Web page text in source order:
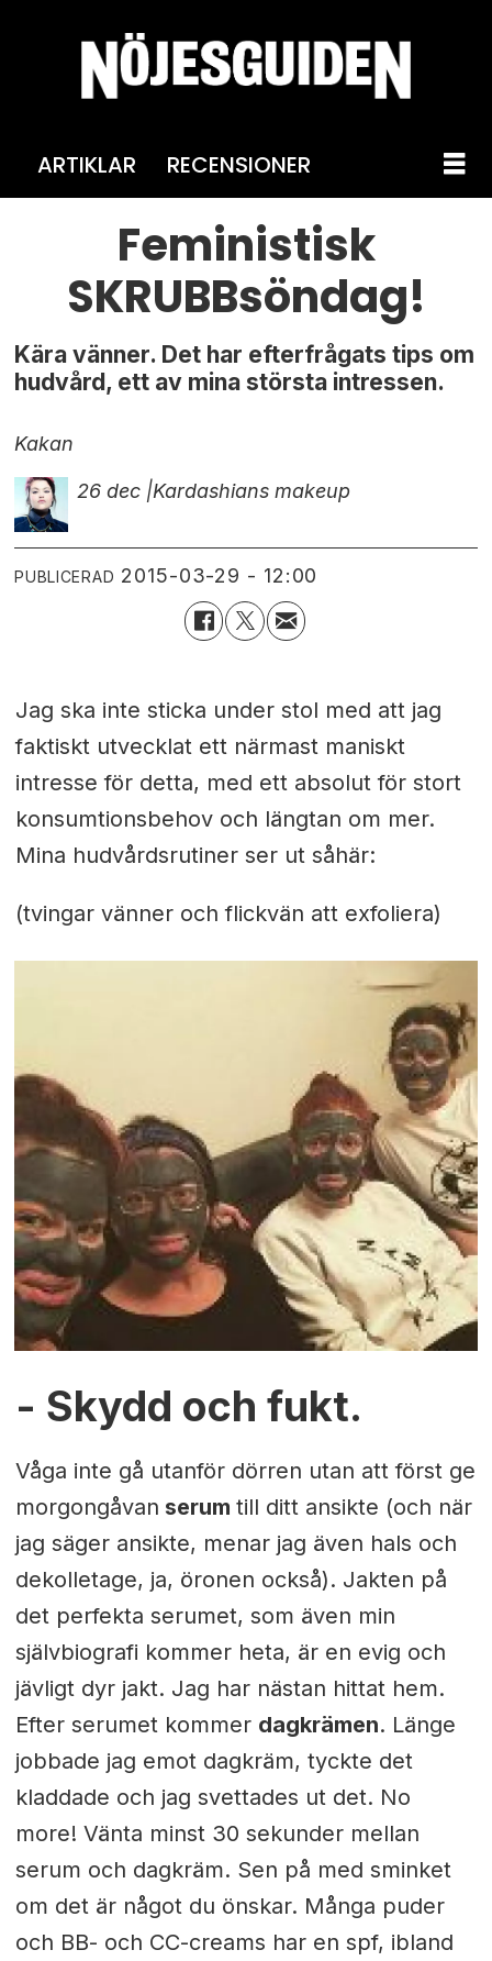
ARTIKLAR RECENSIONER
Feministisk
SKRUBBsöndag!
Kära vänner. Det har efterfrågats tips om
hudvård, ett av mina största intressen.
Kakan
26 dec |Kardashians makeup
PUBLICERAD 2015-03-29 - 12:00
Jag ska inte sticka under stol med att jag
faktiskt utvecklat ett närmast maniskt
intresse för detta, med ett absolut för stort
konsumtionsbehov och längtan om mer.
Mina hudvårdsrutiner ser ut såhär:
(tvingar vänner och flickvän att exfoliera)
- Skydd och fukt.
Våga inte gå utanför dörren utan att först ge
morgongåvan serum till ditt ansikte (och när
jag säger ansikte, menar jag även hals och
dekolletage, ja, öronen också). Jakten på
det perfekta serumet, som även min
självbiografi kommer heta, är en evig och
jävligt dyr jakt. Jag har nästan hittat hem.
Efter serumet kommer dagkrämen. Länge
jobbade jag emot dagkräm, tyckte det
kladdade och jag svettades ut det. No
more! Vänta minst 30 sekunder mellan
serum och dagkräm. Sen på med sminket
om det är något du önskar. Många puder
och BB- och CC-creams har en spf, ibland